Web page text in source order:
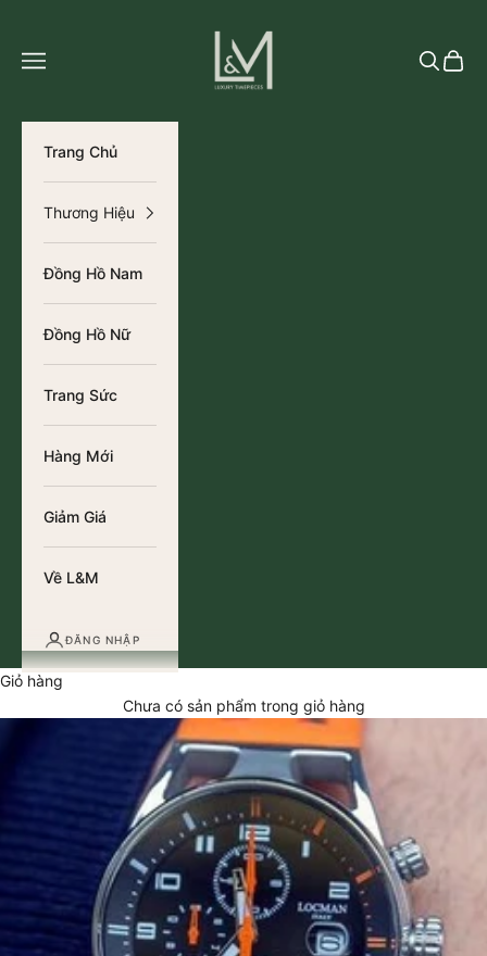
L&M Luxury Timepieces
Tìm kiếm
Giỏ
Trang Chủ
Thương Hiệu
Đồng Hồ Nam
Đồng Hồ Nữ
Trang Sức
Hàng Mới
Giảm Giá
Về L&M
ĐĂNG NHẬP
Giỏ hàng
Chưa có sản phẩm trong giỏ hàng